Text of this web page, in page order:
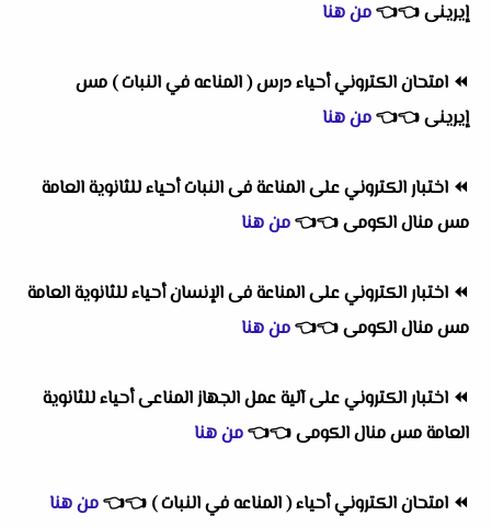
إيرينى👈
👈من هنا
⏪ امتحان الكتروني أحياء درس ( المناعه في النبات ) مس
إيرينى👈
👈من هنا
⏪ اختبار الكتروني على المناعة فى النبات أحياء للثانوية العامة
مس منال الكومى👈
👈من هنا
⏪ اختبار الكتروني على المناعة فى الإنسان أحياء للثانوية العامة
مس منال الكومى👈
👈من هنا
⏪ اختبار الكتروني على آلية عمل الجهاز المناعى أحياء للثانوية
العامة مس منال الكومى👈
👈من هنا
⏪ امتحان الكتروني أحياء ( المناعه في النبات ) 👈
👈من هنا